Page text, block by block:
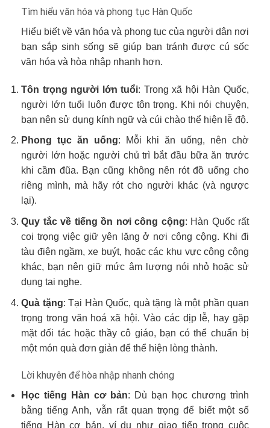
Tìm hiểu văn hóa và phong tục Hàn Quốc
Hiểu biết về văn hóa và phong tục của người dân nơi
bạn sắp sinh sống sẽ giúp bạn tránh được cú sốc
văn hóa và hòa nhập nhanh hơn.
Tôn trọng người lớn tuổi: Trong xã hội Hàn Quốc,
người lớn tuổi luôn được tôn trọng. Khi nói chuyện,
bạn nên sử dụng kính ngữ và cúi chào thể hiện lễ độ.
Phong tục ăn uống: Mỗi khi ăn uống, nên chờ
người lớn hoặc người chủ trì bắt đầu bữa ăn trước
khi cầm đũa. Bạn cũng không nên rót đồ uống cho
riêng mình, mà hãy rót cho người khác (và ngược
lại).
Quy tắc về tiếng ồn nơi công cộng: Hàn Quốc rất
coi trọng việc giữ yên lặng ở nơi công cộng. Khi đi
tàu điện ngầm, xe buýt, hoặc các khu vực công cộng
khác, bạn nên giữ mức âm lượng nói nhỏ hoặc sử
dụng tai nghe.
Quà tặng: Tại Hàn Quốc, quà tặng là một phần quan
trọng trong văn hoá xã hội. Vào các dịp lễ, hay gặp
mặt đối tác hoặc thầy cô giáo, bạn có thể chuẩn bị
một món quà đơn giản để thể hiện lòng thành.
Lời khuyên để hòa nhập nhanh chóng
Học tiếng Hàn cơ bản: Dù bạn học chương trình
bằng tiếng Anh, vẫn rất quan trọng để biết một số
tiếng Hàn cơ bản, ví dụ như giao tiếp trong cuộc